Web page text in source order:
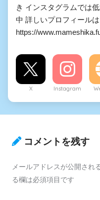
き インスタグラムでは
中 詳しいプロフィール
https://
X Instagram
コメントを残す
メールアドレスが公開され
る欄は必須項目です